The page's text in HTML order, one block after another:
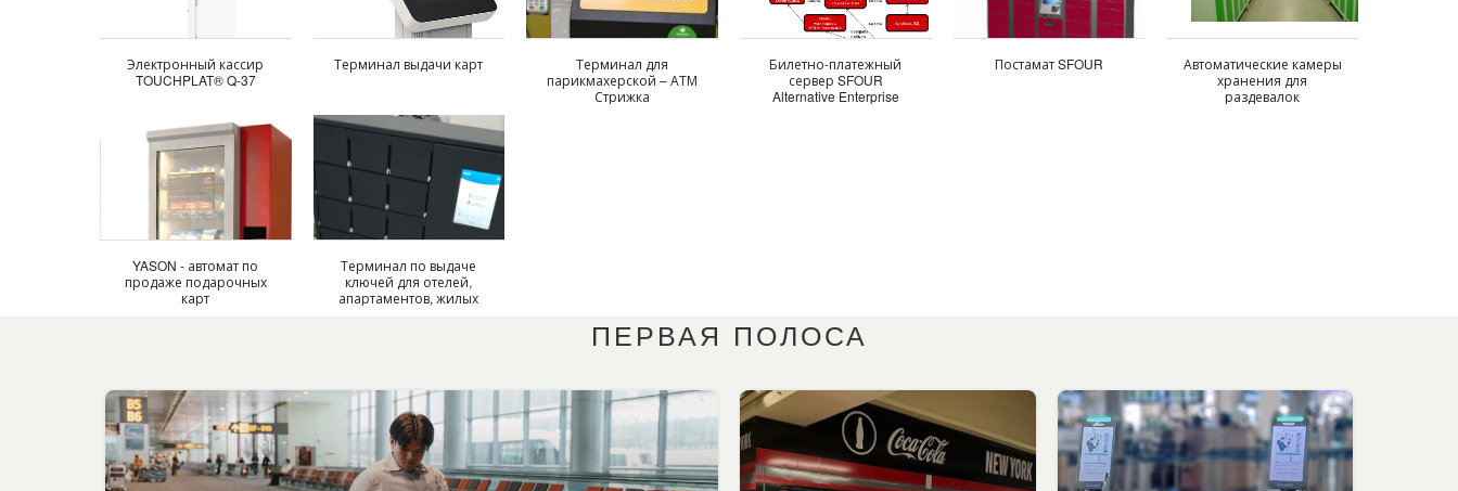
Электронный кассир
TOUCHPLAT® Q-37
Терминал выдачи карт
Терминал для
парикмахерской – АТМ
Стрижка
Билетно-платежный
сервер SFOUR
Alternative Enterprise
Постамат SFOUR
Автоматические камеры
хранения для
раздевалок
YASON - автомат по
продаже подарочных
карт
Терминал по выдаче
ключей для отелей,
апартаментов, жилых
ПЕРВАЯ ПОЛОСА